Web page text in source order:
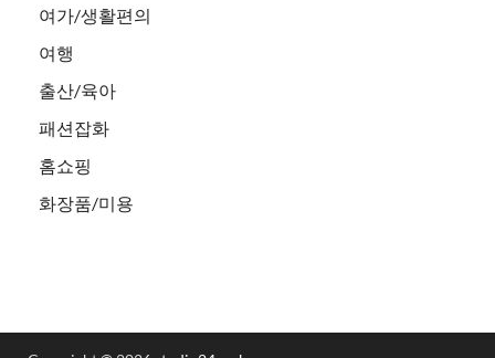
여가/생활편의
여행
출산/육아
패션잡화
홈쇼핑
화장품/미용